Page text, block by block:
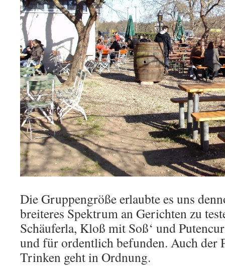
Die Gruppengröße erlaubte es uns
breiteres Spektrum an Gerichten zu
Schäuferla, Kloß mit Soß‘ und
und für ordentlich befunden. Auch der
Trinken geht in Ordnung.